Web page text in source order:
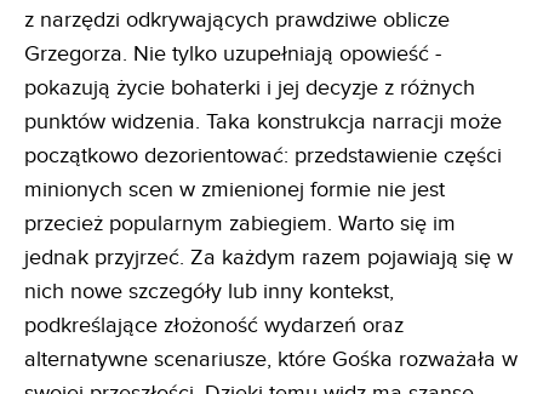
z narzędzi odkrywających prawdziwe oblicze
Grzegorza. Nie tylko uzupełniają opowieść -
pokazują życie bohaterki i jej decyzje z różnych
punktów widzenia. Taka konstrukcja narracji może
początkowo dezorientować: przedstawienie części
minionych scen w zmienionej formie nie jest
przecież popularnym zabiegiem. Warto się im
jednak przyjrzeć. Za każdym razem pojawiają się w
nich nowe szczegóły lub inny kontekst,
podkreślające złożoność wydarzeń oraz
alternatywne scenariusze, które Gośka rozważała w